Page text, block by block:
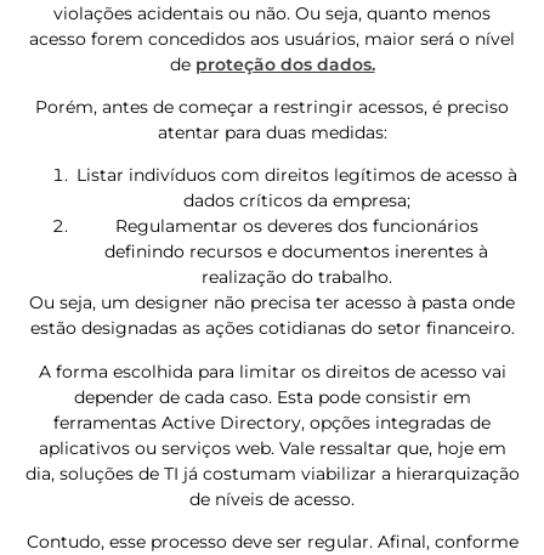
violações acidentais ou não. Ou seja, quanto menos
acesso forem concedidos aos usuários, maior será o nível
de proteção dos dados.
Porém, antes de começar a restringir acessos, é preciso
atentar para duas medidas:
Listar indivíduos com direitos legítimos de acesso à
dados críticos da empresa;
Regulamentar os deveres dos funcionários
definindo recursos e documentos inerentes à
realização do trabalho.
Ou seja, um designer não precisa ter acesso à pasta onde
estão designadas as ações cotidianas do setor financeiro.
A forma escolhida para limitar os direitos de acesso vai
depender de cada caso. Esta pode consistir em
ferramentas Active Directory, opções integradas de
aplicativos ou serviços web. Vale ressaltar que, hoje em
dia, soluções de TI já costumam viabilizar a hierarquização
de níveis de acesso.
Contudo, esse processo deve ser regular. Afinal, conforme